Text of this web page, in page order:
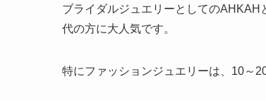
ブライダルジュエリーとしての
代の方に大人気です。
特にファッションジュエリーは、10～